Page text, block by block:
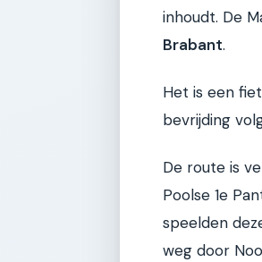
inhoudt. De
Brabant.
Het is een
bevrijding
De route is
Poolse 1e
speelden
weg door